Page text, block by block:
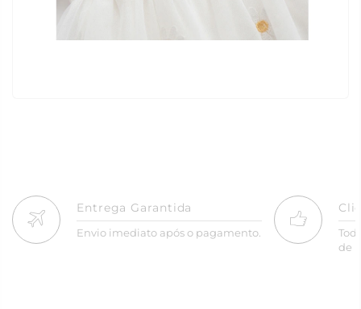
Entrega Garantida
Envio imediato após o pagamento.
de